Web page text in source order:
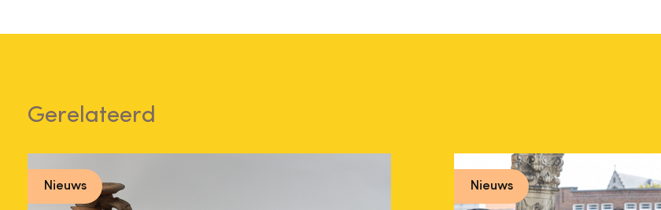
Gerelateerd
Nieuws Nieuws